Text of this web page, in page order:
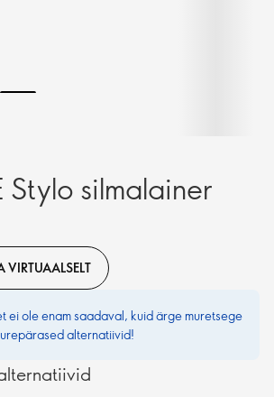
Stylo silmalainer
VIRTUAALSELT
ei ole enam saadaval, kuid ärge muretsege
alternatiivid!